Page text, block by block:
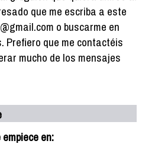
que me escriba a este
o buscarme en
Prefiero que me contactéis
mucho de los mensajes
en: